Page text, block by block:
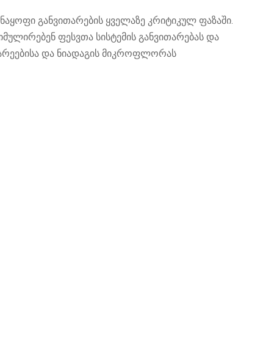
განვითარების ყველაზე კრიტიკულ ფაზაში.
ფესვთა სისტემის განვითარებას და
და ნიადაგის მიკროფლორას